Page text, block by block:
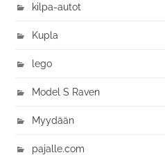
kilpa-autot
Kupla
lego
Model S Raven
Myydään
pajalle.com